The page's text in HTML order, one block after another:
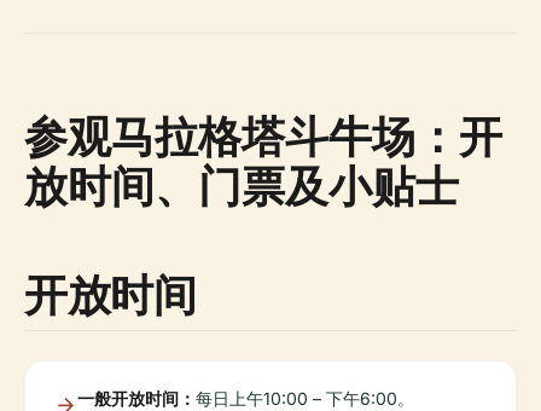
参观马拉格塔斗牛场：开
放时间、门票及小贴士
开放时间
一般开放时间： 每日上午10:00 – 下午6:00。